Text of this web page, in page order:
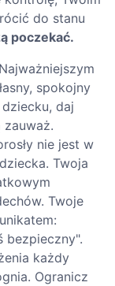
do stanu
poczekać.
Najważniejszym
spokojny
daj
zauważ.
nie jest w
Twoja
Twoje
bezpieczny".
każdy
Ogranicz